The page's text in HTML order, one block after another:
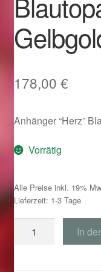
Im Gedenken an
Impressum
Karneval 2015 –
Liefer- und
Magisches und
178,00 €
Anhänger “Herz”
Vorrätig
Alle Preise inkl. 19%
Lieferzeit: 1-3 Tage
"Herz"
In